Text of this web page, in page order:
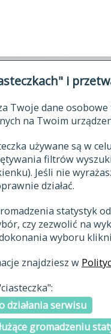
i
Twoje dane
na Twoim
używane są w
filtrów
Jeśli nie
działać.
statystyk
czy zezwolić na
dokonania wyboru
znajdziesz w
działania serwisu
gromadzeniu
J K L Ł M